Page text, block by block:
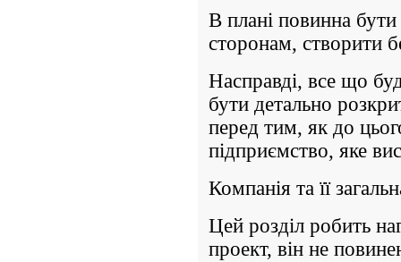
В плані повинна
сторонам, створити
Насправді, все що
бути детально
перед тим, як до
підприємство, яке
Компанія та її
Цей розділ робить
проект, він не